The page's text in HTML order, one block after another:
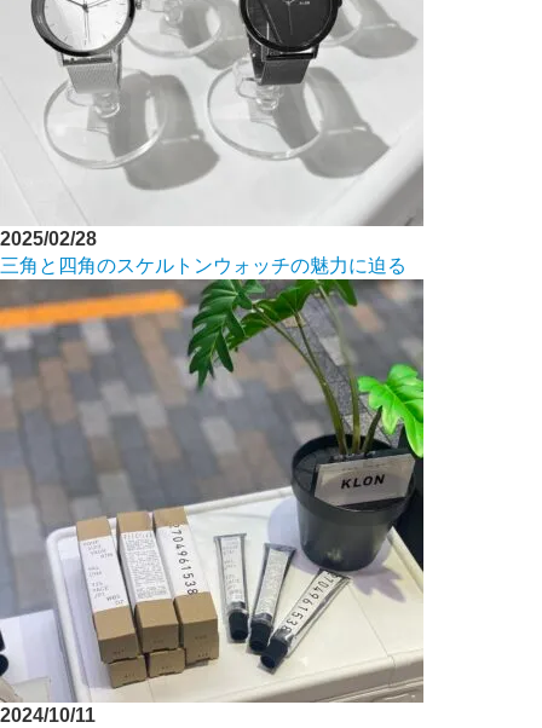
2025/02/28
三角と四角のスケルトンウォッチの魅力に迫る
2024/10/11